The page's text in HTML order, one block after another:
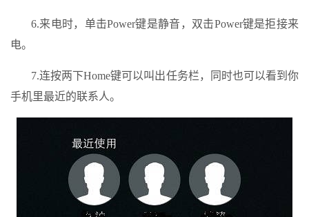
6.来电时，单击Power键是静音，双击Power键是拒接来
电。
7.连按两下Home键可以叫出任务栏，同时也可以看到你
手机里最近的联系人。